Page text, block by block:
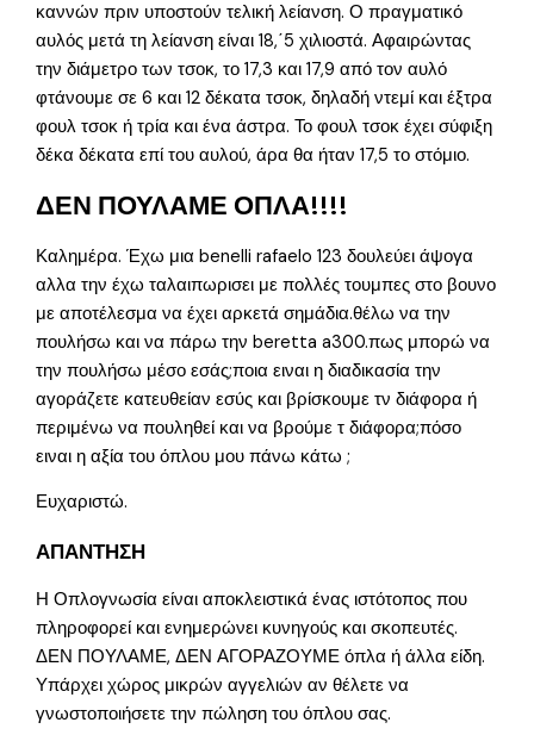
καννών πριν υποστούν τελική λείανση. Ο πραγματικό
αυλός μετά τη λείανση είναι 18,΄5 χιλιοστά. Αφαιρώντας
την διάμετρο των τσοκ, το 17,3 και 17,9 από τον αυλό
φτάνουμε σε 6 και 12 δέκατα τσοκ, δηλαδή ντεμί και έξτρα
φουλ τσοκ ή τρία και ένα άστρα. Το φουλ τσοκ έχει σύφιξη
δέκα δέκατα επί του αυλού, άρα θα ήταν 17,5 το στόμιο.
ΔΕΝ ΠΟΥΛΑΜΕ ΟΠΛΑ!!!!
Καλημέρα. Έχω μια benelli rafaelo 123 δουλεύει άψογα
αλλα την έχω ταλαιπωρισει με πολλές τουμπες στο βουνο
με αποτέλεσμα να έχει αρκετά σημάδια.θέλω να την
πουλήσω και να πάρω την beretta a300.πως μπορώ να
την πουλήσω μέσο εσάς;ποια ειναι η διαδικασία την
αγοράζετε κατευθείαν εσύς και βρίσκουμε τν διάφορα ή
περιμένω να πουληθεί και να βρούμε τ διάφορα;πόσο
ειναι η αξία του όπλου μου πάνω κάτω ;
Ευχαριστώ.
ΑΠΑΝΤΗΣΗ
Η Οπλογνωσία είναι αποκλειστικά ένας ιστότοπος που
πληροφορεί και ενημερώνει κυνηγούς και σκοπευτές.
ΔΕΝ ΠΟΥΛΑΜΕ, ΔΕΝ ΑΓΟΡΑΖΟΥΜΕ όπλα ή άλλα είδη.
Υπάρχει χώρος μικρών αγγελιών αν θέλετε να
γνωστοποιήσετε την πώληση του όπλου σας.